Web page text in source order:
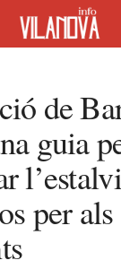
de
guia
per als